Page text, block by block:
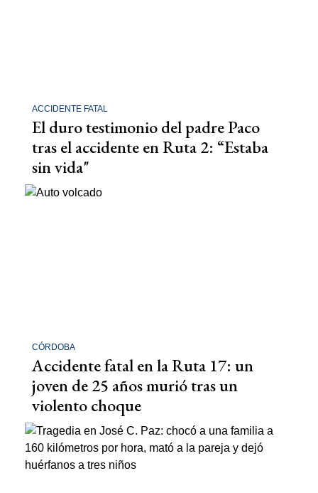
ACCIDENTE FATAL
El duro testimonio del padre Paco
tras el accidente en Ruta 2: “Estaba
sin vida"
CÓRDOBA
Accidente fatal en la Ruta 17: un
joven de 25 años murió tras un
violento choque